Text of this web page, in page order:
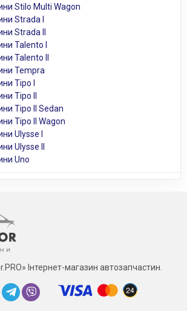
Stilo Multi Wagon
Strada I
Strada II
Talento I
Talento II
Tempra
Tipo I
Tipo II
Tipo II Sedan
Tipo II Wagon
Ulysse I
Ulysse II
Uno
Інтернет-магазин автозапчастин.